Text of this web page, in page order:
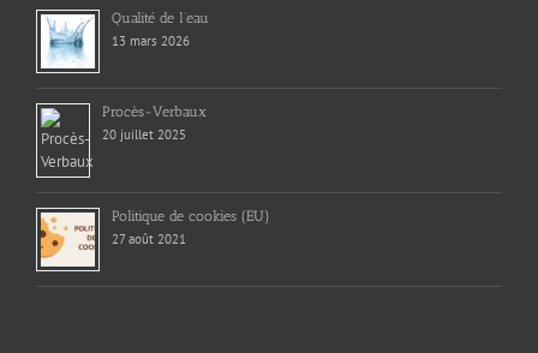
Qualité de l’eau
13 mars 2026
Procès-Verbaux
20 juillet 2025
Politique de cookies (EU)
27 août 2021